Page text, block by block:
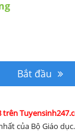
Bắt đầu
của Bộ Giáo